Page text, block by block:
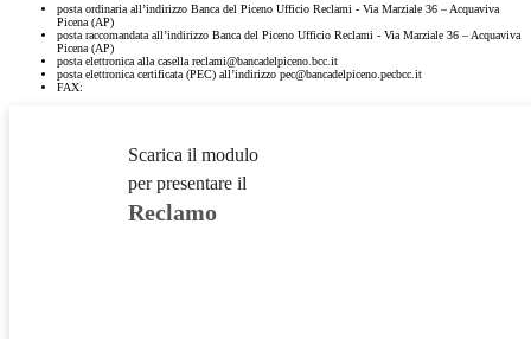
posta ordinaria all’indirizzo Banca del Piceno Ufficio Reclami - Via Marziale 36 – Acquaviva
Picena (AP)
posta raccomandata all’indirizzo Banca del Piceno Ufficio Reclami - Via Marziale 36 – Acquaviva
Picena (AP)
posta elettronica alla casella reclami@bancadelpiceno.bcc.it
posta elettronica certificata (PEC) all’indirizzo pec@bancadelpiceno.pecbcc.it
FAX:
Scarica il modulo
per presentare il
Reclamo